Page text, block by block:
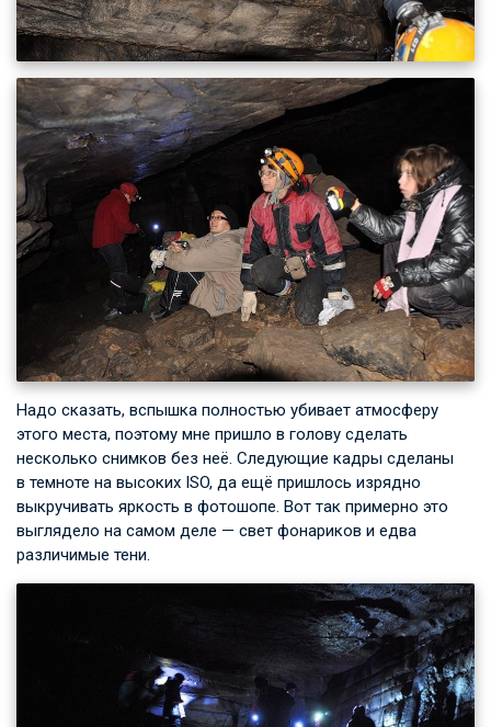
Надо сказать, вспышка полностью убивает атмосферу
этого места, поэтому мне пришло в голову сделать
несколько снимков без неё. Следующие кадры сделаны
в темноте на высоких ISO, да ещё пришлось изрядно
выкручивать яркость в фотошопе. Вот так примерно это
выглядело на самом деле — свет фонариков и едва
различимые тени.